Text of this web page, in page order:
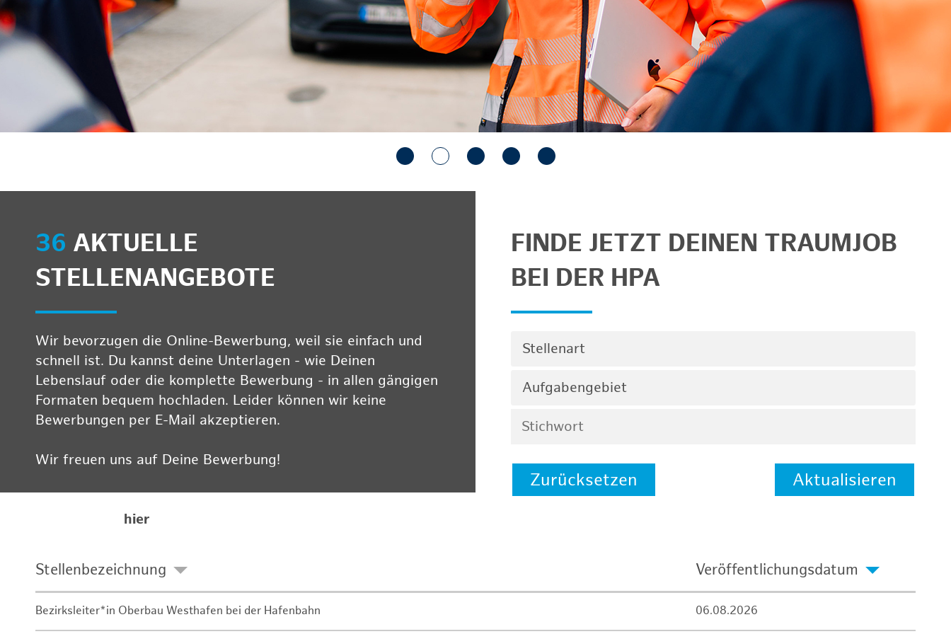
anzeigen/schließen
36 AKTUELLE
STELLENANGEBOTE
Wir bevorzugen die Online-Bewerbung, weil sie einfach und
schnell ist. Du kannst deine Unterlagen - wie Deinen
Lebenslauf oder die komplette Bewerbung - in allen gängigen
Formaten bequem hochladen. Leider können wir keine
Bewerbungen per E-Mail akzeptieren.
Wir freuen uns auf Deine Bewerbung!
hier
FINDE JETZT DEINEN TRAUMJOB
BEI DER HPA
Stellenart
Aufgabengebiet
Zurücksetzen Aktualisieren
Stellenbezeichnung Veröffentlichungsdatum
Bezirksleiter*in Oberbau Westhafen bei der Hafenbahn 06.08.2026